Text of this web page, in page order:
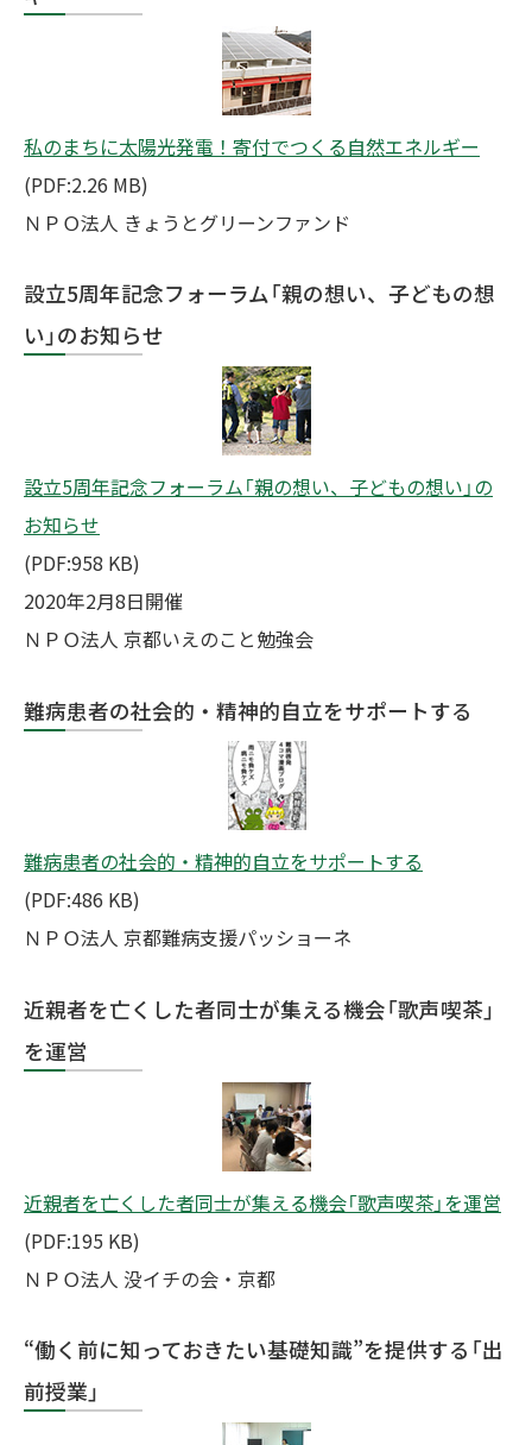
私のまちに太陽光発電！寄付でつくる自然エネルギー
(PDF:2.26 MB)
ＮＰＯ法人 きょうとグリーンファンド
設立5周年記念フォーラム「親の想い、子どもの想
い」のお知らせ
設立5周年記念フォーラム「親の想い、子どもの想い」の
お知らせ
(PDF:958 KB)
2020年2月8日開催
ＮＰＯ法人 京都いえのこと勉強会
難病患者の社会的・精神的自立をサポートする
難病患者の社会的・精神的自立をサポートする
(PDF:486 KB)
ＮＰＯ法人 京都難病支援パッショーネ
近親者を亡くした者同士が集える機会「歌声喫茶」
を運営
近親者を亡くした者同士が集える機会「歌声喫茶」を運営
(PDF:195 KB)
ＮＰＯ法人 没イチの会・京都
“働く前に知っておきたい基礎知識”を提供する「出
前授業」